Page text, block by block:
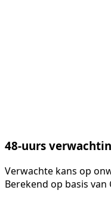
48-uurs
Verwachte kans op
Berekend op basis van